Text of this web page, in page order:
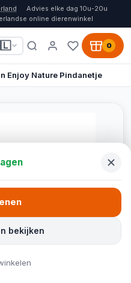
Advies elke dag 10u-20u
online dierenwinkel
0
Enjoy Nature Pindanetje
bekijken